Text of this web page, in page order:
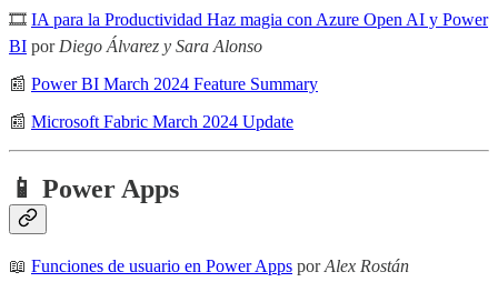
🎞 IA para la Productividad Haz magia con Azure Open AI y Power
BI por Diego Álvarez y Sara Alonso
📰 Power BI March 2024 Feature Summary
📰 Microsoft Fabric March 2024 Update
📱 Power Apps
📖 Funciones de usuario en Power Apps porAlex Rostán